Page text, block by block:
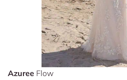
Azuree Flow